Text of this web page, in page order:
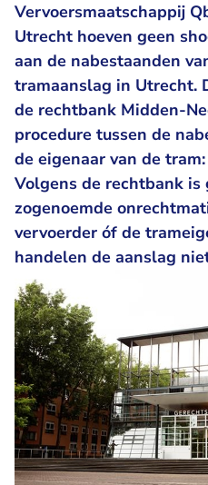
Vervoersmaatschappij
Utrecht hoeven geen
aan de nabestaanden
tramaanslag in Utrecht.
de rechtbank Midden-
procedure tussen de
de eigenaar van de
Volgens de rechtbank is
zogenoemde
vervoerder óf de
handelen de aanslag